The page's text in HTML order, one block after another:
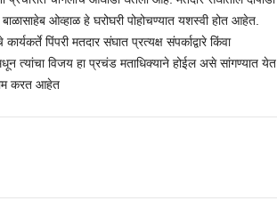
ओव्हाळ हे घरोघरी पोहोचण्यात यशस्वी होत आहेत.
पिंपरी मतदार संघात प्रत्यक्ष संपर्काद्वारे किंवा
त्यांचा विजय हा प्रचंड मताधिक्याने होईल असे सांगण्यात येत
करत आहेत